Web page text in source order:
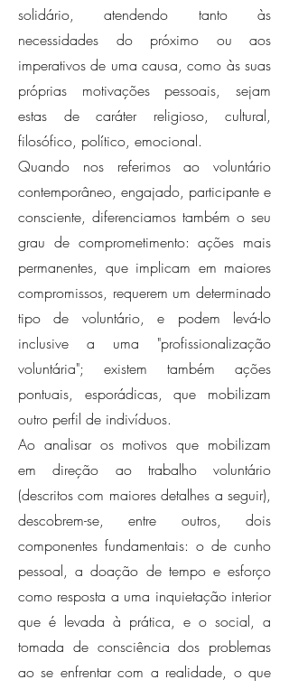
solidário, atendendo tanto às
necessidades do próximo ou aos
imperativos de uma causa, como às suas
próprias motivações pessoais, sejam
estas de caráter religioso, cultural,
filosófico, político, emocional.
Quando nos referimos ao voluntário
contemporâneo, engajado, participante e
consciente, diferenciamos também o seu
grau de comprometimento: ações mais
permanentes, que implicam em maiores
compromissos, requerem um determinado
tipo de voluntário, e podem levá-lo
inclusive a uma "profissionalização
voluntária"; existem também ações
pontuais, esporádicas, que mobilizam
outro perfil de indivíduos.
Ao analisar os motivos que mobilizam
em direção ao trabalho voluntário
(descritos com maiores detalhes a seguir),
descobrem-se, entre outros, dois
componentes fundamentais: o de cunho
pessoal, a doação de tempo e esforço
como resposta a uma inquietação interior
que é levada à prática, e o social, a
tomada de consciência dos problemas
ao se enfrentar com a realidade, o que